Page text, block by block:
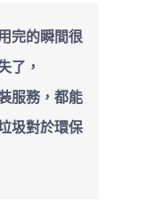
完的瞬間很
了，
服務，都能
圾對於環保